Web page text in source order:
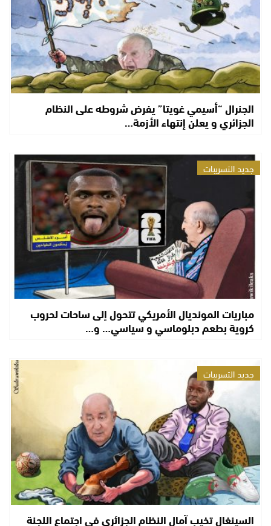
الجنرال “أسيمي غويتا” يفرض شروطه على النظام
الجزائري و يعلن إنتهاء الأزمة…
جديد التسريبات
مباريات المونديال الأمريكي تتحول إلى ساحات لحروب
كروية بطعم دبلوماسي و سياسي… و…
جديد التسريبات
السينغال تخيب آمال النظام الجزائري في اجتماع اللجنة